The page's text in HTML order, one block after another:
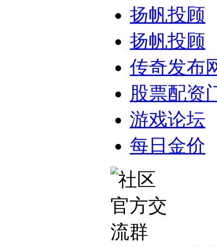
扬帆投顾
扬帆投顾
传奇发布
股票配资
游戏论坛
每日金价